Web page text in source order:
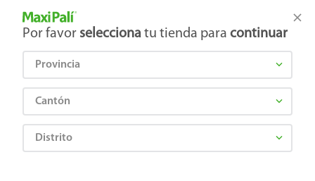
Tienda Maxi Palí
Por favor selecciona tu tienda para continuar
Provincia
Cantón
Distrito